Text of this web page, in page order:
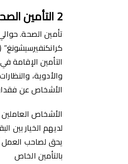
2التأمين
التأمين الإقامة في
والأدوية،
الأشخاص عن
لديهم الخيار بين
يحق لصاحب العمل
بالتأمين الخاص